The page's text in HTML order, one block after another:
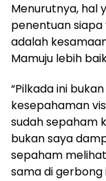
Menurutnya, hal
penentuan
adalah
Mamuju lebih
“Pilkada ini
kesepahaman
sudah sepaham
bukan saya
sepaham
sama di gerbong